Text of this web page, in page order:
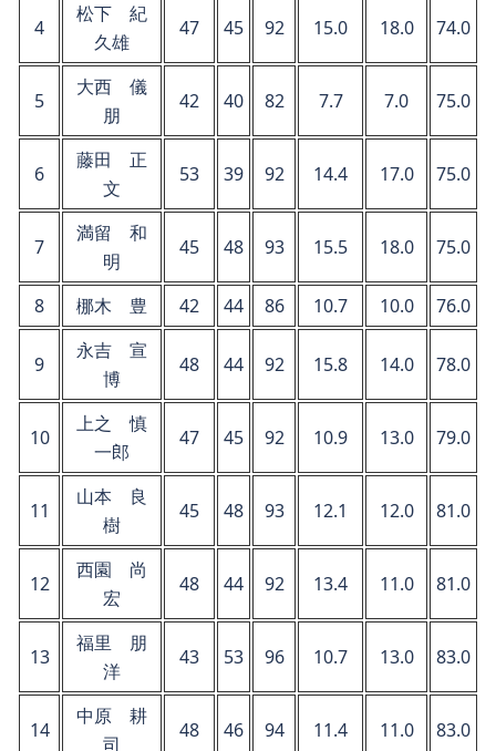
4
松下 紀
久雄
47 45 92 15.0 18.0 74.0
5
大西 儀
朋
42 40 82 7.7 7.0 75.0
6
藤田 正
文
53 39 92 14.4 17.0 75.0
7
満留 和
明
45 48 93 15.5 18.0 75.0
8 梛木 豊 42 44 86 10.7 10.0 76.0
9
永吉 宣
博
48 44 92 15.8 14.0 78.0
10
上之 慎
一郎
47 45 92 10.9 13.0 79.0
11
山本 良
樹
45 48 93 12.1 12.0 81.0
12
西園 尚
宏
48 44 92 13.4 11.0 81.0
13
福里 朋
洋
43 53 96 10.7 13.0 83.0
14
中原 耕
司
48 46 94 11.4 11.0 83.0